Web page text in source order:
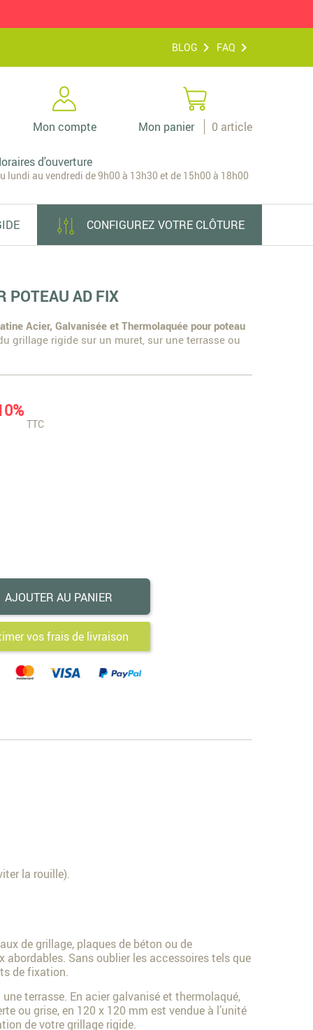
BLOG FAQ
Mon panier 0 article
Mon compte
d'ouverture
lundi au vendredi de 9h00 à 13h30 et de 15h00 à 18h00
CONFIGUREZ VOTRE CLÔTURE
POTEAU AD FIX
Acier, Galvanisée et Thermolaquée pour poteau
grillage rigide sur un muret, sur une terrasse ou
TTC
AJOUTER AU PANIER
vos frais de livraison
la rouille).
de grillage, plaques de béton ou de
Sans oublier les accessoires tels que
de fixation.
terrasse. En acier galvanisé et thermolaqué,
ou grise, en 120 x 120 mm est vendue à l’unité
de votre grillage rigide.